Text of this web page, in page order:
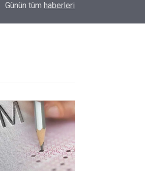
Öğretmenleri Norm Fazlası
Günün tüm haberleri